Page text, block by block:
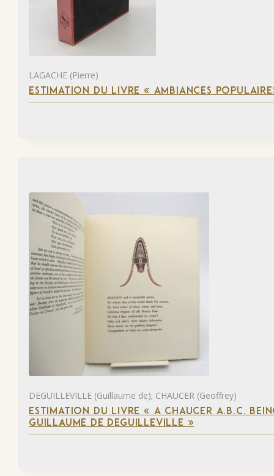
LAGACHE (Pierre)
ESTIMATION DU LIVRE « AMBIANCES
DEGUILLEVILLE (Guillaume de); CHAUCER (Geoffrey)
ESTIMATION DU LIVRE « A CHAUCER A.B.C.
GUILLAUME DE DEGUILLEVILLE »